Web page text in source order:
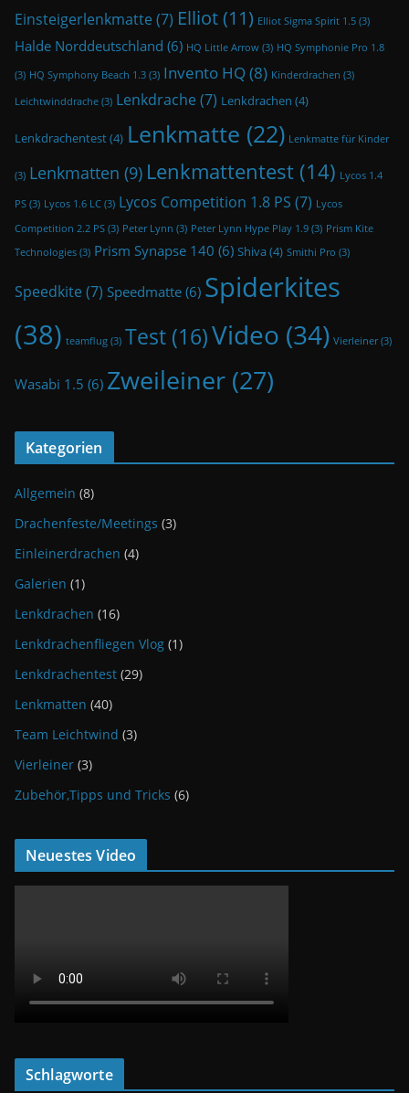
Einsteigerlenkmatte (7) Elliot(11) Elliot Sigma Spirit 1.5 (3)
Halde Norddeutschland (6) HQ Little Arrow (3) HQ Symphonie Pro 1.8
(3) HQ Symphony Beach 1.3 (3) Invento HQ(8) Kinderdrachen (3)
Leichtwinddrache (3) Lenkdrache (7) Lenkdrachen (4)
Lenkdrachentest(4) Lenkmatte (22) Lenkmatte für Kinder
(3) Lenkmatten (9) Lenkmattentest (14) Lycos 1.4
PS (3) Lycos 1.6 LC (3) Lycos Competition 1.8 PS (7) Lycos
Competition 2.2 PS (3) Peter Lynn (3) Peter Lynn Hype Play 1.9 (3) Prism Kite
Technologies (3) Prism Synapse 140 (6) Shiva(4) Smithi Pro (3)
Speedkite (7) Speedmatte(6) Spiderkites
(38) teamflug (3) Test (16)Video (34) Vierleiner(3)
Wasabi 1.5 (6) Zweileiner (27)
Kategorien
Allgemein (8)
Drachenfeste/Meetings (3)
Einleinerdrachen (4)
Galerien (1)
Lenkdrachen (16)
Lenkdrachenfliegen Vlog (1)
Lenkdrachentest (29)
Lenkmatten (40)
Team Leichtwind (3)
Vierleiner (3)
Zubehör,Tipps und Tricks (6)
Neuestes Video
Schlagworte